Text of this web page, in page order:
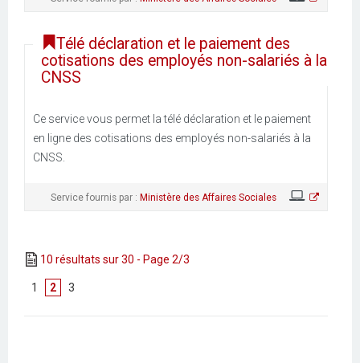
Télé déclaration et le paiement des
cotisations des employés non-salariés à la
CNSS
Ce service vous permet la télé déclaration et le paiement
en ligne des cotisations des employés non-salariés à la
CNSS.
Service fournis par : Ministère des Affaires Sociales
10 résultats sur 30 - Page 2/3
1 2 3